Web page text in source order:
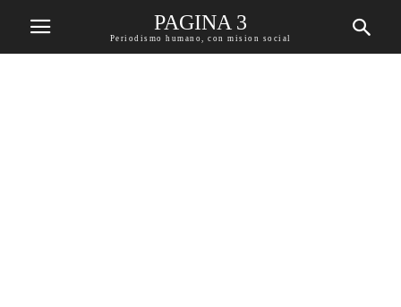
PAGINA 3
Periodismo humano, con mision social